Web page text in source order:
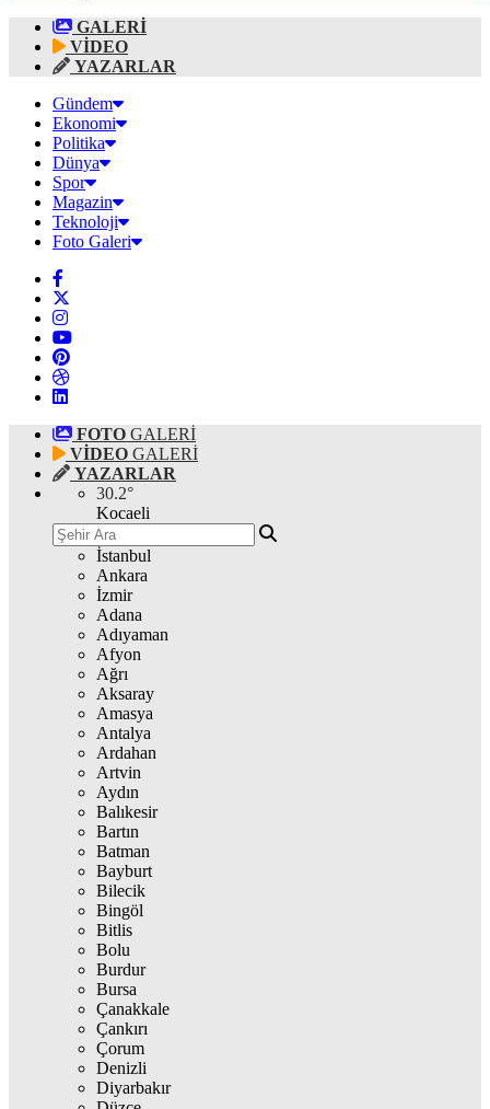
GALERİ
VİDEO
YAZARLAR
Gündem
Ekonomi
Politika
Dünya
Spor
Magazin
Teknoloji
Foto Galeri
FOTO GALERİ
VİDEO GALERİ
YAZARLAR
30.2°
Kocaeli
İstanbul
Ankara
İzmir
Adana
Adıyaman
Afyon
Ağrı
Aksaray
Amasya
Antalya
Ardahan
Artvin
Aydın
Balıkesir
Bartın
Batman
Bayburt
Bilecik
Bingöl
Bitlis
Bolu
Burdur
Bursa
Çanakkale
Çankırı
Çorum
Denizli
Diyarbakır